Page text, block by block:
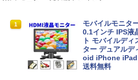
1
レビュー投稿 5
H&B 搭載｜中古
ws11 Office付
代 メモリ 8GB
キー DVDドライ
｜中古パソコン
1
モバイルモニタ
0.1インチ IPS液
ト モバイルデ
ター デュアルデ
oid iPhone iPad
送料無料